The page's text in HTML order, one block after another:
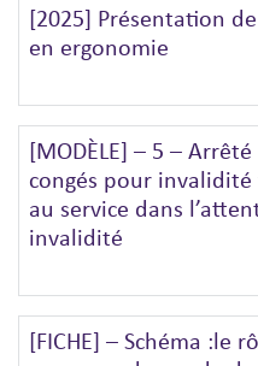
[2025] Présentation
en ergonomie
[MODÈLE] – 5 –
congés pour
au service dans
invalidité
[FICHE] – Schéma :le